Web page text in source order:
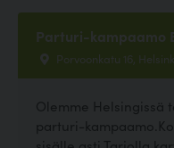
Parturi-kampaamo
Porvoonkatu 16,
Olemme Helsingissä
parturi-